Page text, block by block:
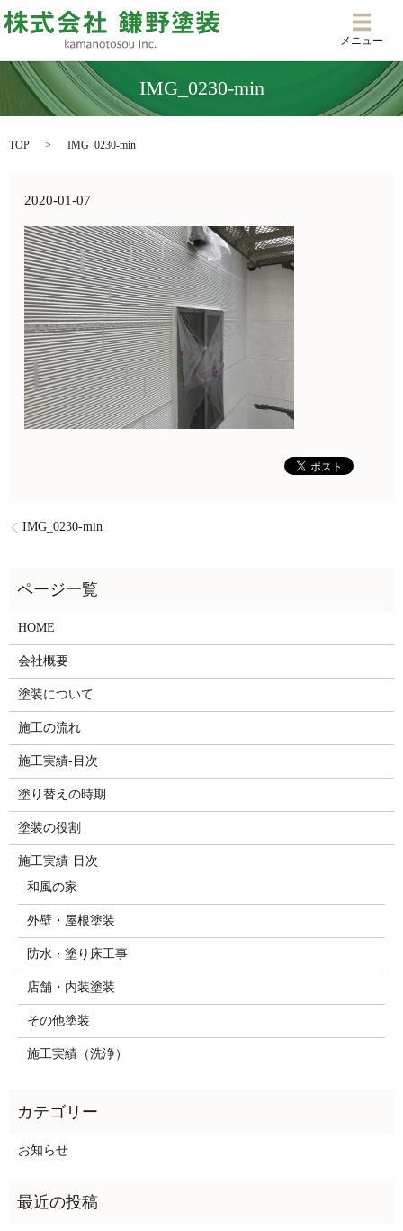
メニ
メニュー
IMG_0230-min
TOP IMG_0230-min
2020-01-07
IMG_0230-min
HOME
会社概要
塗装について
施工の流れ
施工実績-目次
塗り替えの時期
塗装の役割
施工実績-目次
和風の家
外壁・屋根塗装
防水・塗り床工事
店舗・内装塗装
その他塗装
施工実績（洗浄）
お知らせ